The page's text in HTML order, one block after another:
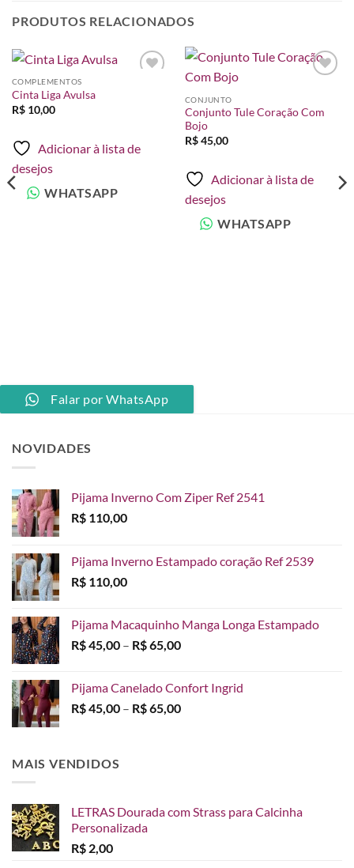
PRODUTOS RELACIONADOS
COMPLEMENTOS
Cinta Liga Avulsa
R$10,00
Adicionar à lista de
desejos
WHATSAPP
desejos
CONJUNTO
Conjunto Tule Coração Com
Bojo
R$45,00
Adicionar à lista de
desejos
WHATSAPP
Falar por WhatsApp
NOVIDADES
Pijama Inverno Com Ziper Ref 2541
R$ 110,00
Pijama Inverno Estampado coração Ref 2539
R$ 110,00
Pijama Macaquinho Manga Longa Estampado
R$45,00 – R$65,00Faixa
R$ 45,00
através
Pijama Canelado Confort Ingrid
R$45,00 – R$65,00Faixa
MAIS VENDIDOS
LETRAS Dourada com Strass para Calcinha
Personalizada
R$ 2,00